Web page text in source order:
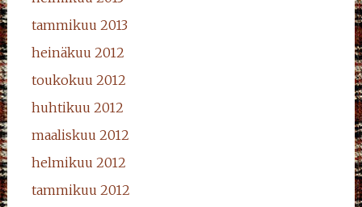
tammikuu 2013
heinäkuu 2012
toukokuu 2012
huhtikuu 2012
maaliskuu 2012
helmikuu 2012
tammikuu 2012